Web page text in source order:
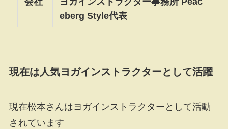
eberg Style代表
現在は人気ヨガインストラクターとして活躍
現在松本さんはヨガインストラクターとして活動
されています